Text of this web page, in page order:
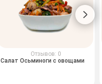
Отзывов: 0
Салат Осьминоги с овощами